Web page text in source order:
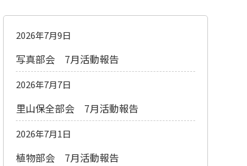
2026年7月9日
写真部会 7月活動報告
2026年7月7日
里山保全部会 7月活動報告
2026年7月1日
植物部会 7月活動報告